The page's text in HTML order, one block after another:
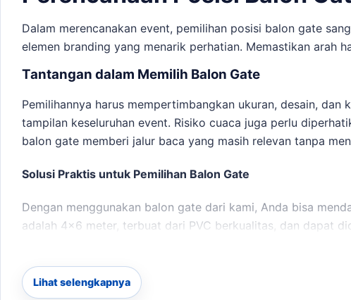
Dalam merencanakan event, pemilihan posisi balon gate
elemen branding yang menarik perhatian. Memastikan arah
Tantangan dalam Memilih Balon Gate
Pemilihannya harus mempertimbangkan ukuran, desain,
tampilan keseluruhan event. Risiko cuaca juga perlu
balon gate memberi jalur baca yang masih relevan tanpa
Solusi Praktis untuk Pemilihan Balon Gate
Dengan menggunakan balon gate dari kami, Anda bisa
adalah 4×6 meter, terbuat dari PVC berkualitas, dan dapat
Berikut adalah checklist brief yang perlu Anda persiapkan:
Lihat selengkapnya